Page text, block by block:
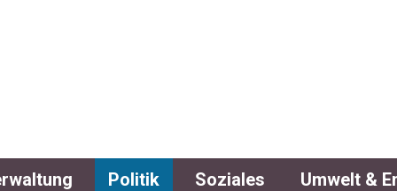
WITTNAU
Politik Soziales Umwelt &